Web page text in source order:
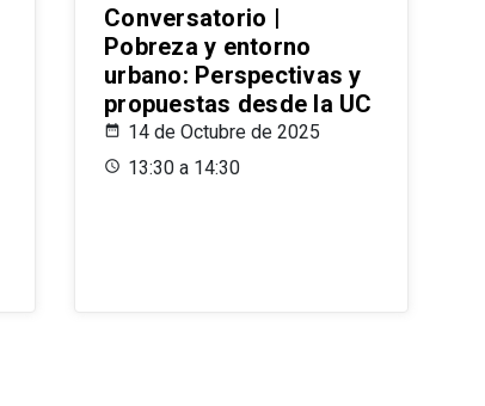
Conversatorio |
Pobreza y entorno
urbano: Perspectivas y
propuestas desde la UC
14 de Octubre de 2025
13:30 a 14:30